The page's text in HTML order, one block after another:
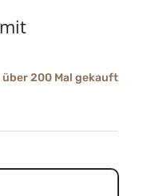
über 200 Mal gekauft